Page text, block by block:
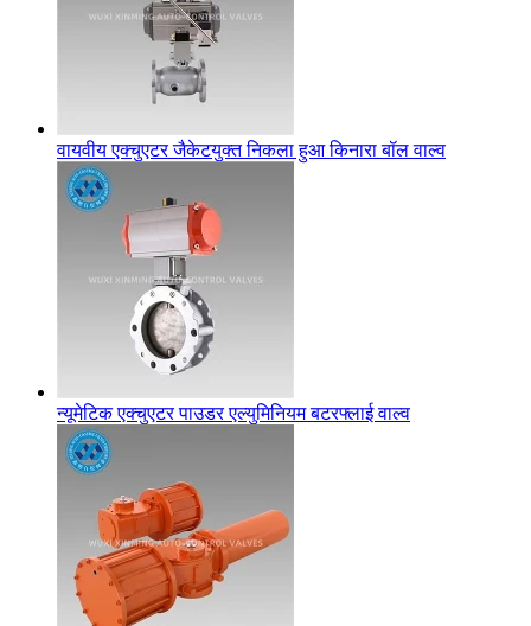
वायवीय एक्चुएटर जैकेटयुक्त निकला हुआ किनारा बॉल वाल्व
न्यूमेटिक एक्चुएटर पाउडर एल्युमिनियम बटरफ्लाई वाल्व